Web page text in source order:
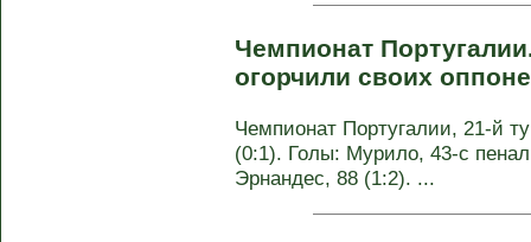
Чемпионат
огорчили своих
Чемпионат Португалии, 21-й
(0:1). Голы: Мурило, 43-с
Эрнандес, 88 (1:2). ...